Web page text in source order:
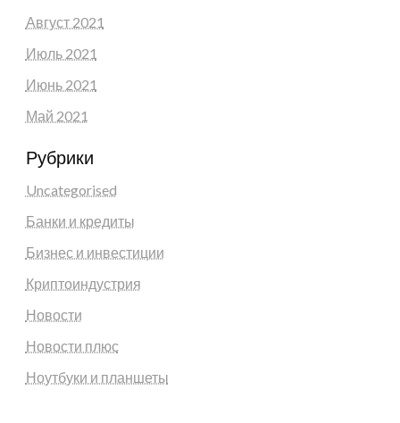
Август 2021
Июль 2021
Июнь 2021
Май 2021
Рубрики
Uncategorised
Банки и кредиты
Бизнес и инвестиции
Криптоиндустрия
Новости
Новости плюс
Ноутбуки и планшеты